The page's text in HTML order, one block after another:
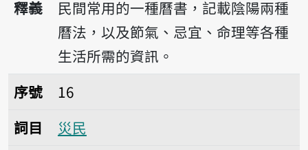
釋義
民間常用的一種曆書，記載陰陽兩種
曆法，以及節氣、忌宜、命理等各種
生活所需的資訊。
序號16災民
序號
16
詞目
災民